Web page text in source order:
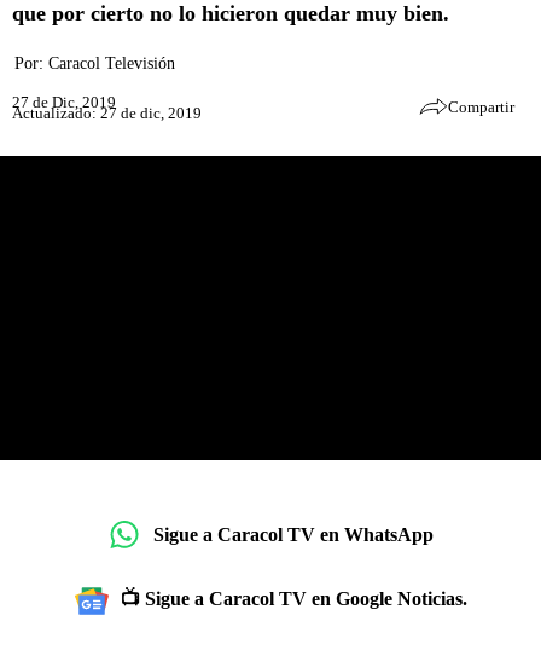
que por cierto no lo hicieron quedar muy bien.
Por: Caracol Televisión
27 de Dic, 2019
Actualizado: 27 de dic, 2019 Compartir
Sigue a Caracol TV en WhatsApp
📺 Sigue a Caracol TV en Google Noticias.